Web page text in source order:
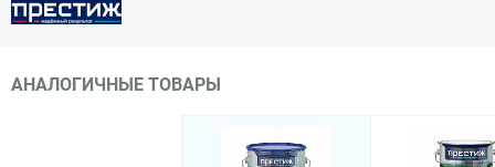
АНАЛОГИЧНЫЕ ТОВАРЫ